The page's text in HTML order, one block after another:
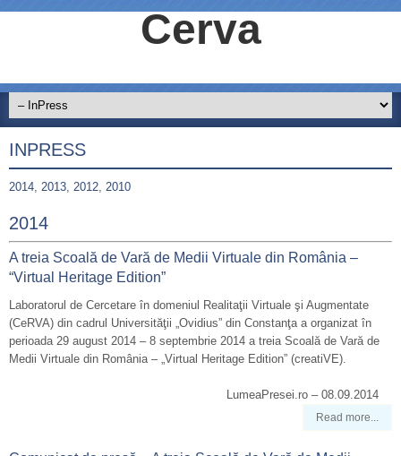
Cerva
INPRESS
2014, 2013, 2012, 2010
2014
A treia Scoală de Vară de Medii Virtuale din România –
“Virtual Heritage Edition”
Laboratorul de Cercetare în domeniul Realitaţii Virtuale şi Augmentate
(CeRVA) din cadrul Universităţii „Ovidius” din Constanţa a organizat în
perioada 29 august 2014 – 8 septembrie 2014 a treia Scoală de Vară de
Medii Virtuale din România – „Virtual Heritage Edition” (creatiVE).
LumeaPresei.ro – 08.09.2014
Read more...